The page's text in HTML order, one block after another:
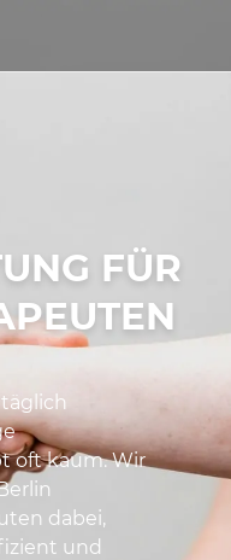
FÜR
oft kaum. Wir
dabei,
und